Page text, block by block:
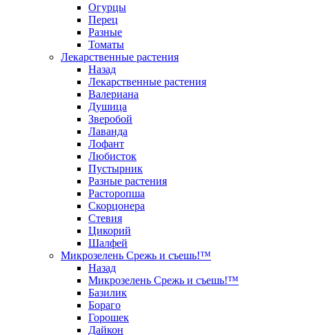
Огурцы
Перец
Разные
Томаты
Лекарственные растения
Назад
Лекарственные растения
Валериана
Душица
Зверобой
Лаванда
Лофант
Любисток
Пустырник
Разные растения
Расторопша
Скорцонера
Стевия
Цикорий
Шалфей
Микрозелень Срежь и съешь!™
Назад
Микрозелень Срежь и съешь!™
Базилик
Бораго
Горошек
Дайкон